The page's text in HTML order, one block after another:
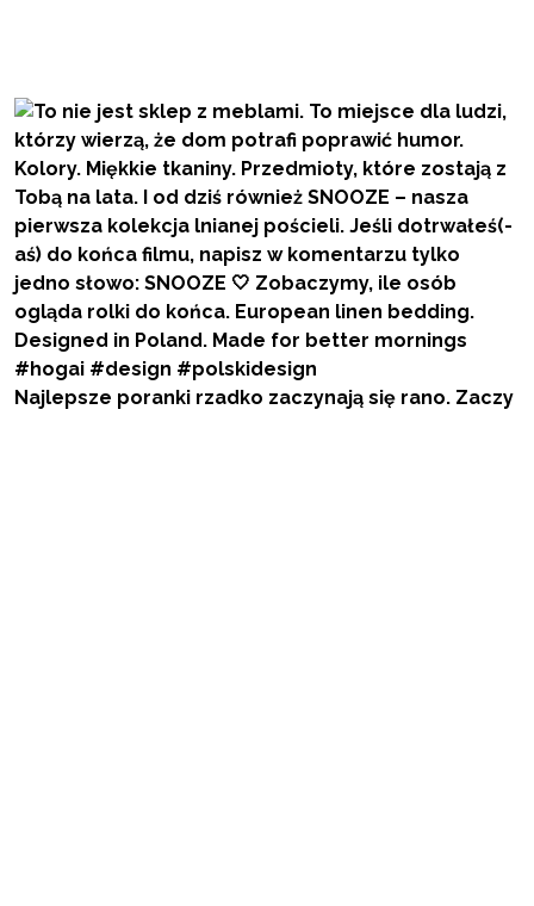
Najlepsze poranki rzadko zaczynają się rano. Zaczy